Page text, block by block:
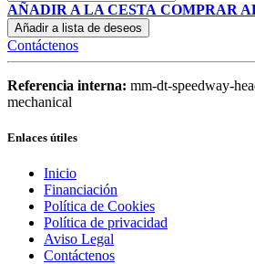
AÑADIR A LA CESTA COMPRAR
Añadir a lista de deseos
Contáctenos
Referencia interna: mm-dt-speedway-
mechanical
Enlaces útiles
Inicio
Financiación
Política de Cookies
Política de privacidad
Aviso Legal
Contáctenos